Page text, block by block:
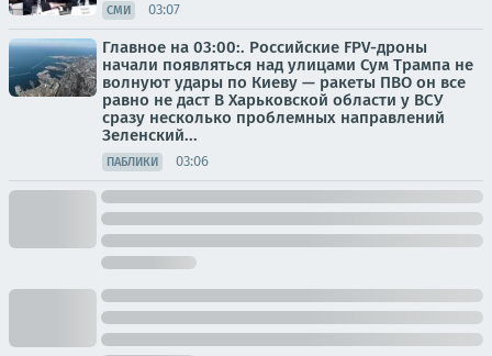
СМИ 03:07
Главное на 03:00:. Российские FPV-дроны
начали появляться над улицами Сум Трампа не
волнуют удары по Киеву — ракеты ПВО он все
равно не даст В Харьковской области у ВСУ
сразу несколько проблемных направлений
Зеленский...
ПАБЛИКИ 03:06